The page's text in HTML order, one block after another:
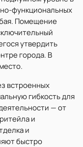
функциональных
Помещение
утвердить
города. В
встроенных
гибкость для
— от
и
и
быстро